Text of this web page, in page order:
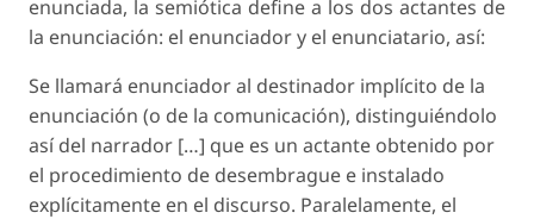
enunciada, la semiótica define a los dos actantes de
la enunciación: el enunciador y el enunciatario, así:
Se llamará enunciador al destinador implícito de la
enunciación (o de la comunicación), distinguiéndolo
así del narrador […] que es un actante obtenido por
el procedimiento de desembrague e instalado
explícitamente en el discurso. Paralelamente, el